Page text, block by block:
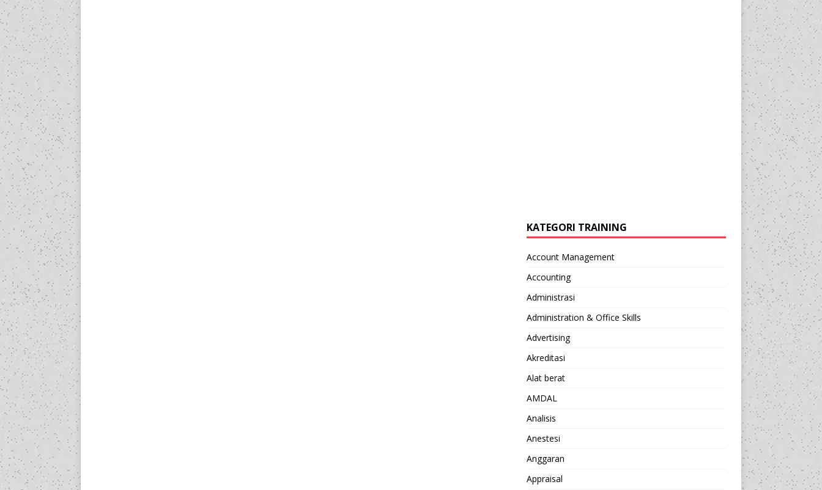
KATEGORI TRAINING
Account Management
Accounting
Administrasi
Administration & Office Skills
Advertising
Akreditasi
Alat berat
AMDAL
Analisis
Anestesi
Anggaran
Appraisal